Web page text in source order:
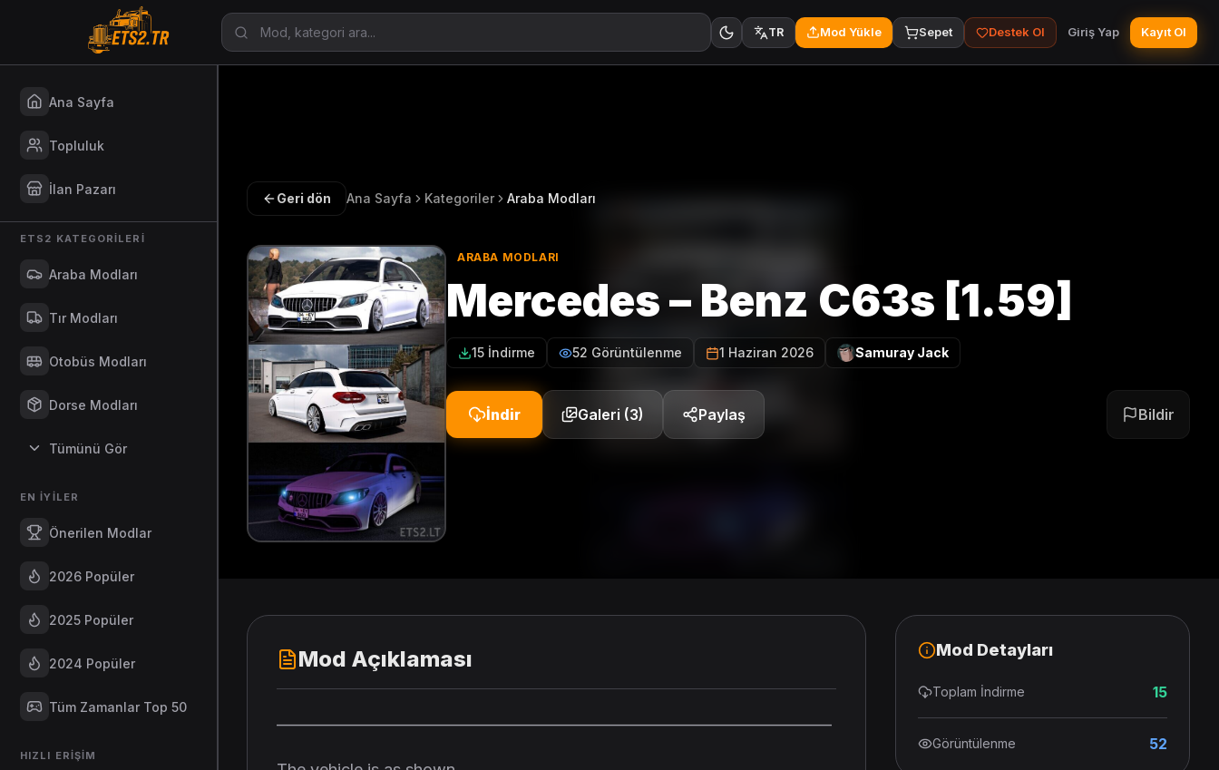
TR Mod Yükle Sepet Destek Ol Giriş Yap Kayıt Ol
Ana Sayfa
Topluluk
İlan Pazarı
ETS2 KATEGORILERI
Araba Modları
Tır Modları
Otobüs Modları
Dorse Modları
Tümünü Gör
EN İYILER
Önerilen Modlar
2026 Popüler
2025 Popüler
2024 Popüler
Tüm Zamanlar Top 50
HIZLI ERIŞIM
Geri dön Ana Sayfa Kategoriler Araba Modları
ARABA MODLARI
Mercedes – Benz C63s [1.59]
15 İndirme 52 Görüntülenme 1 Haziran 2026 Samuray Jack
İndir Galeri (3) Paylaş Bildir
Mod Açıklaması
——————————————————————————————————
Mod Detayları
Toplam İndirme 15
Görüntülenme 52